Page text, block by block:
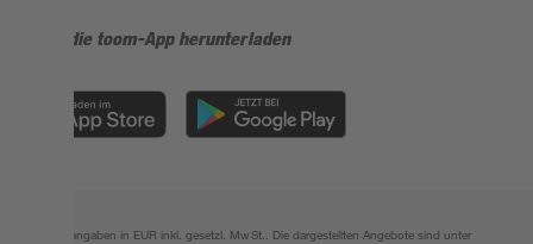
Jetzt die toom-App herunterladen
Alle Preisangaben in EUR inkl. gesetzl. MwSt.. Die dargestellten Angebote sind unter